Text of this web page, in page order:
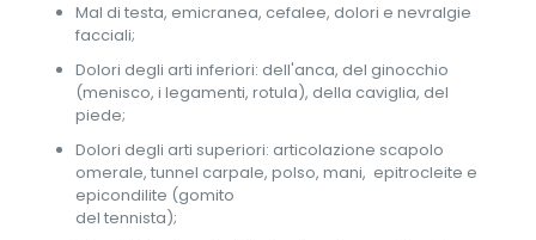
Mal di testa, emicranea, cefalee, dolori e nevralgie
facciali;
Dolori degli arti inferiori: dell'anca, del ginocchio
(menisco, i legamenti, rotula), della caviglia, del
piede;
Dolori degli arti superiori: articolazione scapolo
omerale, tunnel carpale, polso, mani, epitrocleite e
epicondilite (gomito
del tennista);